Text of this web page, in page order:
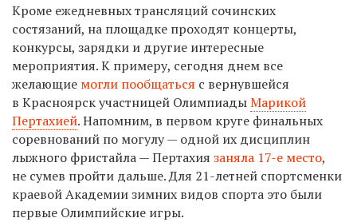
Кроме ежедневных трансляций сочинских
состязаний, на площадке проходят концерты,
конкурсы, зарядки и другие интересные
мероприятия. К примеру, сегодня днем все
желающие могли пообщаться с вернувшейся
в Красноярск участницей ОлимпиадыМарикой
Пертахией.Напомним, в первом круге финальных
соревнований по могулу — одной их дисциплин
лыжного фристайла — Пертахия заняла 17-е место,
не сумев пройти дальше. Для 21-летней спортсменки
краевой Академии зимних видов спорта это были
первые Олимпийские игры.